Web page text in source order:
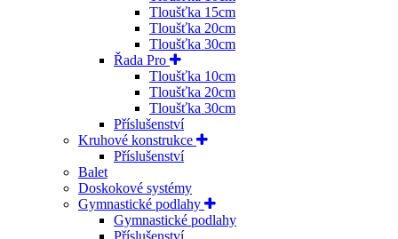
Tloušťka 15cm
Tloušťka 20cm
Tloušťka 30cm
Řada Pro
Tloušťka 10cm
Tloušťka 20cm
Tloušťka 30cm
Příslušenství
Kruhové konstrukce
Příslušenství
Balet
Doskokové systémy
Gymnastické podlahy
Gymnastické podlahy